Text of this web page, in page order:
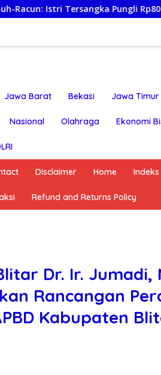
Pungli Rp80 Juta
Jawa Barat Bekasi Jawa Timur
Nasional Olahraga Ekonomi
Disclaimer Home Indeks
Refund and Returns Policy
Dr. Ir. Jumadi,
Rancangan
Kabupaten